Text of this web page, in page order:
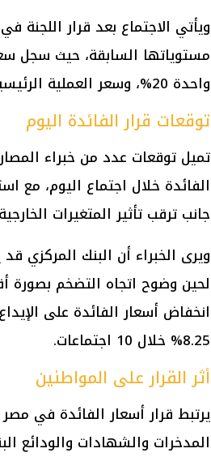
واحدة 20%، وسعر العملية الرئيسية 19.5%، كما بلغ سعر الائتمان والخصم 19.5%.
توقعات قرار الفائدة اليوم
تميل توقعات عدد من خبراء
الفائدة خلال اجتماع اليوم، مع
جانب ترقب تأثير المتغيرات
ويرى الخبراء أن البنك المركزي قد
لحين وضوح اتجاه التضخم
انخفاض أسعار الفائدة على
8.25% خلال 10 اجتماعات.
أثر القرار على المواطنين
يرتبط قرارأسعار الفائدة في مصر
المدخرات والشهادات والودائع